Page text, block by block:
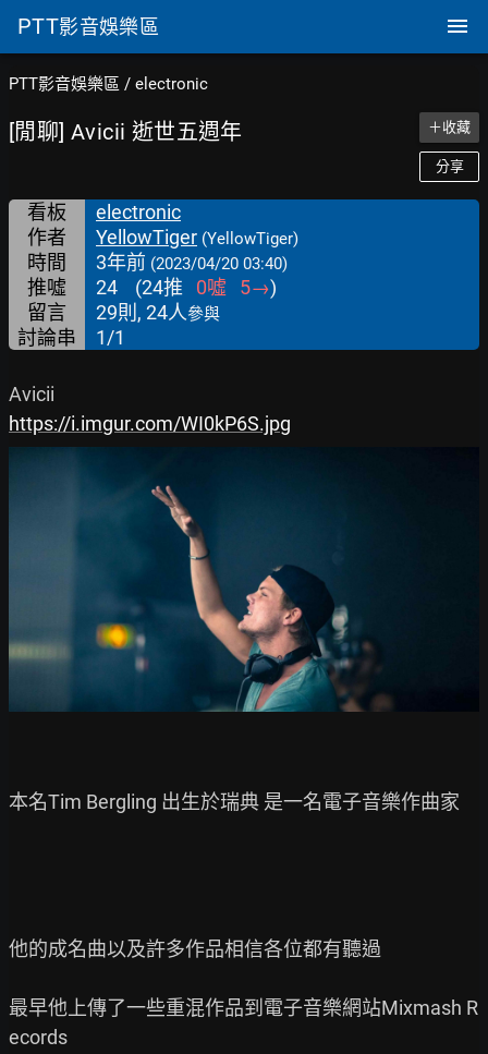
PTT影音娛樂區
PTT影音娛樂區 / electronic
[閒聊] Avicii 逝世五週年 ＋收藏
分享
看板
electronic
作者
YellowTiger (YellowTiger)
時間 3年前 (2023/04/20 03:40)
推噓 24 (24推 0噓 5→)
留言
29則, 24人參與
討論串 1/1
https://i.imgur.com/WI0kP6S.jpg
本名Tim Bergling 出生於瑞典 是一名電子音樂作曲家
他的成名曲以及許多作品相信各位都有聽過
最早他上傳了一些重混作品到電子音樂網站Mixmash R
ecords